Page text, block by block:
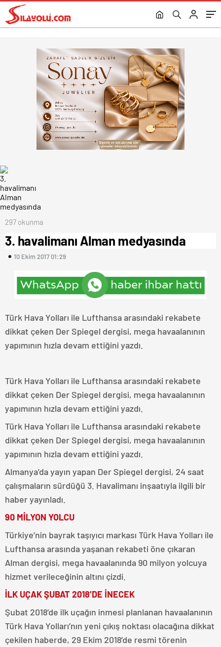
297 okunma
3. havalimanı Alman medyasında
10 Ekim 2017 01:29
Türk Hava Yolları ile Lufthansa arasındaki rekabete
dikkat çeken Der Spiegel dergisi, mega havaalanının
yapımının hızla devam ettiğini yazdı.
Türk Hava Yolları ile Lufthansa arasındaki rekabete
dikkat çeken Der Spiegel dergisi, mega havaalanının
yapımının hızla devam ettiğini yazdı.
Türk Hava Yolları ile Lufthansa arasındaki rekabete
dikkat çeken Der Spiegel dergisi, mega havaalanının
yapımının hızla devam ettiğini yazdı.
Almanya’da yayın yapan Der Spiegel dergisi, 24 saat
çalışmaların sürdüğü 3. Havalimanı inşaatıyla ilgili bir
haber yayınladı.
90 MİLYON YOLCU
Türkiye’nin bayrak taşıyıcı markası Türk Hava Yolları ile
Lufthansa arasında yaşanan rekabeti öne çıkaran
Alman dergisi, mega havaalanında 90 milyon yolcuya
hizmet verileceğinin altını çizdi.
İLK UÇAK ŞUBAT 2018’DE İNECEK
Şubat 2018’de ilk uçağın inmesi planlanan havaalanının
Türk Hava Yolları’nın yeni çıkış noktası olacağına dikkat
çekilen haberde, 29 Ekim 2018’de resmi törenin